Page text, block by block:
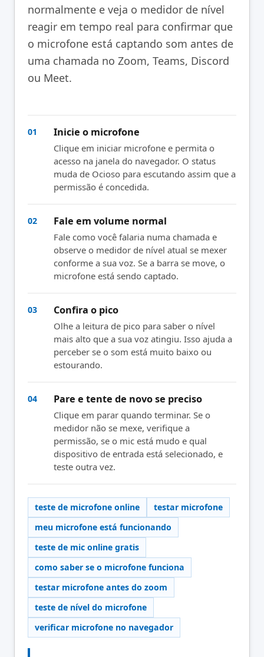
normalmente e veja o medidor de nível
reagir em tempo real para confirmar que
o microfone está captando som antes de
uma chamada no Zoom, Teams, Discord
ou Meet.
01 Inicie o microfone
Clique em iniciar microfone e permita o
acesso na janela do navegador. O status
muda de Ocioso para escutando assim que a
permissão é concedida.
02 Fale em volume normal
Fale como você falaria numa chamada e
observe o medidor de nível atual se mexer
conforme a sua voz. Se a barra se move, o
microfone está sendo captado.
03 Confira o pico
Olhe a leitura de pico para saber o nível
mais alto que a sua voz atingiu. Isso ajuda a
perceber se o som está muito baixo ou
estourando.
04 Pare e tente de novo se preciso
Clique em parar quando terminar. Se o
medidor não se mexe, verifique a
permissão, se o mic está mudo e qual
dispositivo de entrada está selecionado, e
teste outra vez.
teste de microfone online
testar microfone
meu microfone está funcionando
teste de mic online gratis
como saber se o microfone funciona
testar microfone antes do zoom
teste de nível do microfone
verificar microfone no navegador